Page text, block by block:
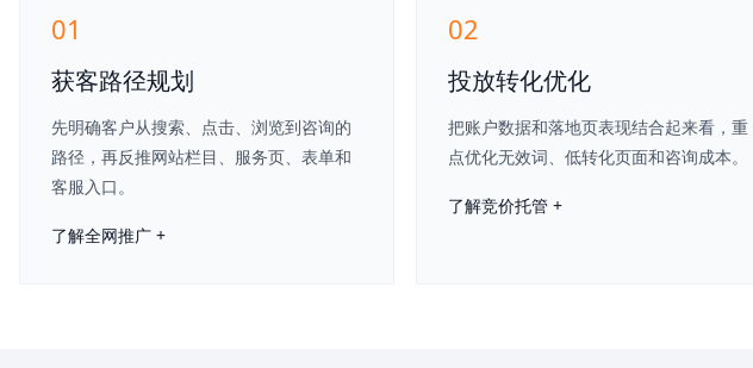
01
获客路径规划
先明确客户从搜索、点击、浏览到咨询的
路径，再反推网站栏目、服务页、表单和
客服入口。
了解全网推广 +
02
投放转化优化
把账户数据和落地页表现结合起来看，重
点优化无效词、低转化页面和咨询成本。
了解竞价托管 +